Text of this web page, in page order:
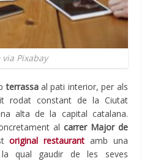
Pixabay
terrassaal pati interior, per als
rodat constant de la Ciutat
alta de la capital catalana.
alcarrer Major de
original restaurant amb una
qual gaudir de les seves